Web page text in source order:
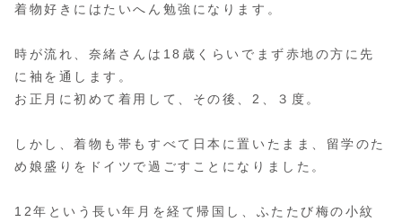
着物好きにはたいへん勉強になります。
時が流れ、奈緒さんは18歳くらいでまず赤地の方に先
に袖を通します。
お正月に初めて着用して、その後、2、３度。
しかし、着物も帯もすべて日本に置いたまま、留学のた
め娘盛りをドイツで過ごすことになりました。
12年という長い年月を経て帰国し、ふたたび梅の小紋